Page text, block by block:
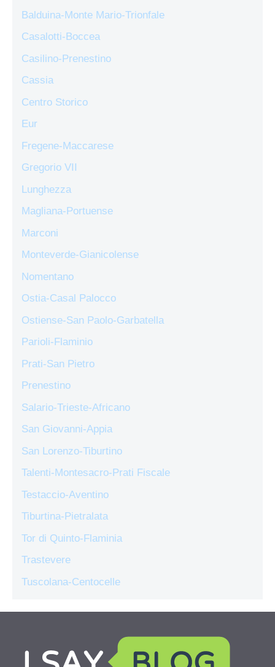
Balduina-Monte Mario-Trionfale
Casalotti-Boccea
Casilino-Prenestino
Cassia
Centro Storico
Eur
Fregene-Maccarese
Gregorio VII
Lunghezza
Magliana-Portuense
Marconi
Monteverde-Gianicolense
Nomentano
Ostia-Casal Palocco
Ostiense-San Paolo-Garbatella
Parioli-Flaminio
Prati-San Pietro
Prenestino
Salario-Trieste-Africano
San Giovanni-Appia
San Lorenzo-Tiburtino
Talenti-Montesacro-Prati Fiscale
Testaccio-Aventino
Tiburtina-Pietralata
Tor di Quinto-Flaminia
Trastevere
Tuscolana-Centocelle